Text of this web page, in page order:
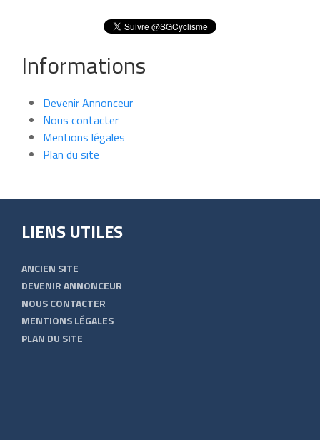
Informations
Devenir Annonceur
Nous contacter
Mentions légales
Plan du site
LIENS UTILES
ANCIEN SITE
DEVENIR ANNONCEUR
NOUS CONTACTER
MENTIONS LÉGALES
PLAN DU SITE